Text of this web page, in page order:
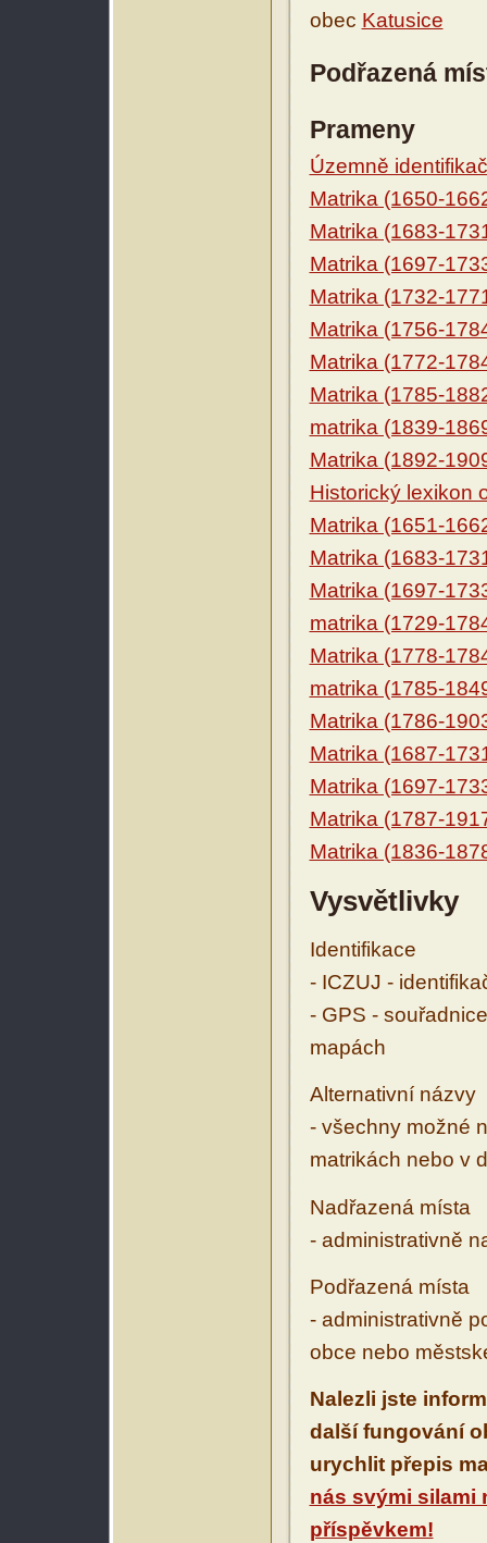
obec Katusice
Podřazená
Prameny
Územně
Matrika (1650-
Matrika (1683-
Matrika (1697-
Matrika (1732-
Matrika (1756-
Matrika (1772-
Matrika (1785-
matrika (1839-
Matrika (1892-
Historický lexikon
Matrika (1651-
Matrika (1683-
Matrika (1697-
matrika (1729-
Matrika (1778-
matrika (1785-
Matrika (1786-
Matrika (1687-
Matrika (1697-
Matrika (1787-
Matrika (1836-
Vysvětlivky
Identifikace
- ICZUJ -
- GPS -
mapách
Alternativní názvy
- všechny možné
matrikách nebo v
Nadřazená místa
- administrativně
Podřazená místa
- administrativně
obce nebo
Nalezli jste
další fungování
urychlit přepis
nás svými silami
příspěvkem!